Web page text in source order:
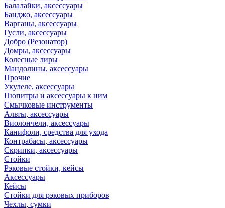
Балалайки, аксессуары
Банджо, аксессуары
Варганы, аксессуары
Гусли, аксессуары
Добро (Резонатор)
Домры, аксессуары
Колесные лиры
Мандолины, аксессуары
Прочие
Укулеле, аксессуары
Пюпитры и аксессуары к ним
Смычковые инструменты
Альты, аксессуары
Виолончели, аксессуары
Канифоли, средства для ухода
Контрабасы, аксессуары
Скрипки, аксессуары
Стойки
Рэковые стойки, кейсы
Аксессуары
Кейсы
Стойки для рэковых приборов
Чехлы, сумки